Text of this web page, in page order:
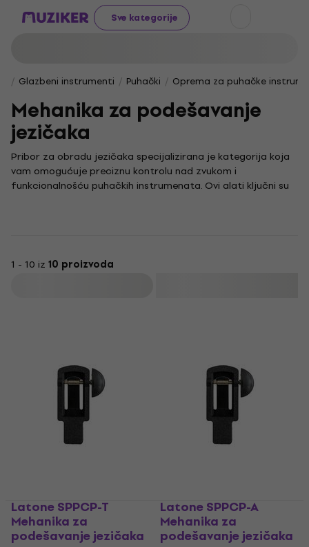
Sve kategorije
Glazbeni instrumenti Puhački Oprema za puhačke
Mehanika za podešavanje
jezičaka
Pribor za obradu jezičaka specijalizirana je kategorija koja
vam omogućuje preciznu kontrolu nad zvukom i
funkcionalnošću puhačkih instrumenata. Ovi alati ključni su
kategorija namijenjena svima koji žele usavršiti svoj
1 - 10 iz 10 proizvoda
Latone SPPCP-T
Mehanika za
podešavanje jezičaka
Latone SPPCP-A
Mehanika za
podešavanje jezičaka